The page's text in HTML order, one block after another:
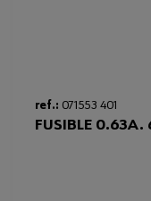
ref.: 071553 401
FUSIBLE